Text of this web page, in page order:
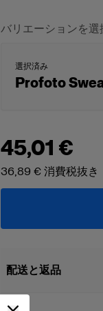
バリエーションを選
選択済み
Profoto
45,01 €
36,89 € 消費税抜き
配送と返品